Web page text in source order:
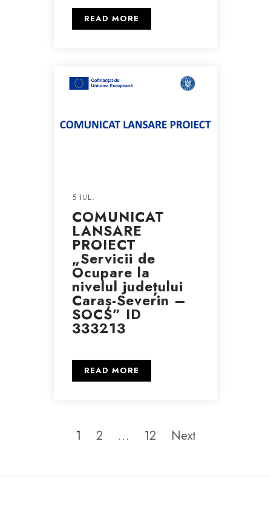
READ MORE
5 IUL.
COMUNICAT
LANSARE
PROIECT
„Servicii de
Ocupare la
nivelul județului
Caraș-Severin –
SOCS” ID
333213
READ MORE
1 2 … 12 Next